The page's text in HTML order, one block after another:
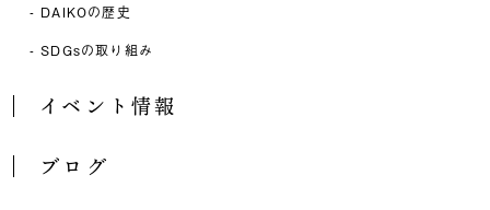
DAIKOの歴史
SDGsの取り組み
イベント情報
ブログ